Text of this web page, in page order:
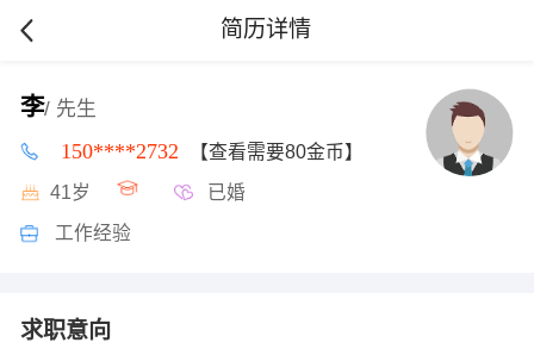
简历详情
李/ 先生
150****2732 【查看需要80金币】
41岁 已婚
工作经验
求职意向